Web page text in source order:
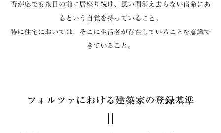
否が応でも衆目の前に居座り続け、長い間消え去らない宿命にあ
るという自覚を持っていること。
特に住宅においては、そこに生活者が存在していることを意識で
きていること。
フォルツァにおける建築家の登録基準